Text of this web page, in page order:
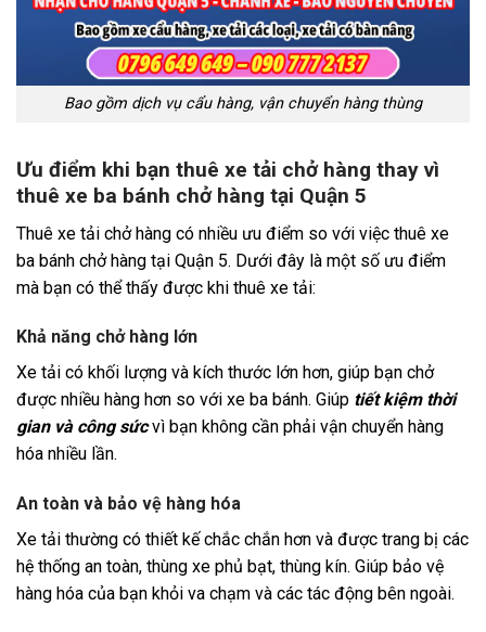
Bao gồm dịch vụ cẩu hàng, vận chuyển hàng thùng
Ưu điểm khi bạn thuê xe tải chở hàng thay vì
thuê xe ba bánh chở hàng tại Quận 5
Thuê xe tải chở hàng có nhiều ưu điểm so với việc thuê xe
ba bánh chở hàng tại Quận 5. Dưới đây là một số ưu điểm
mà bạn có thể thấy được khi thuê xe tải:
Khả năng chở hàng lớn
Xe tải có khối lượng và kích thước lớn hơn, giúp bạn chở
được nhiều hàng hơn so với xe ba bánh. Giúp tiết kiệm thời
gian và công sứcvì bạn không cần phải vận chuyển hàng
hóa nhiều lần.
An toàn và bảo vệ hàng hóa
Xe tải thường có thiết kế chắc chắn hơn và được trang bị các
hệ thống an toàn, thùng xe phủ bạt, thùng kín. Giúp bảo vệ
hàng hóa của bạn khỏi va chạm và các tác động bên ngoài.